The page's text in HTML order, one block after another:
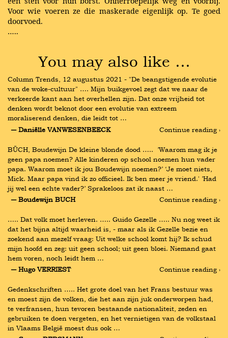
Voor wie voeren ze die maskerade eigenlijk op. Te goed
doorvoed.
…..
You may also like …
Column Trends, 12 augustus 2021 - "De beangstigende evolutie
van de woke-cultuur" …. Mijn buikgevoel zegt dat we naar de
verkeerde kant aan het overhellen zijn. Dat onze vrijheid tot
denken wordt beknot door een evolutie van extreem
moraliserend denken, die leidt tot …
― Daniëlle VANWESENBEECK
Continue reading ›
BÜCH, Boudewijn De kleine blonde dood …..  ’Waarom mag ik je
geen papa noemen? Alle kinderen op school noemen hun vader
papa. Waarom moet ik jou Boudewijn noemen?’ ‘Je moet niets,
Mick. Maar papa vind ik zo officieel. Ik ben meer je vriend.' ’Had
jij wel een echte vader?’ Sprakeloos zat ik naast …
― Boudewijn BUCH
Continue reading ›
….. Dat volk moet herleven. ….. Guido Gezelle ….. Nu nog weet ik
dat het bijna altijd waarheid is, - maar als ik Gezelle bezie en
zoekend aan mezelf vraag: Uit welke school komt hij? Ik schud
mijn hoofd en zeg: uit geen school; uit geen bloei. Niemand gaat
hem voren, noch leidt hem …
― Hugo VERRIEST
Continue reading ›
Gedenkschriften ….. Het grote doel van het Frans bestuur was
en moest zijn de volken, die het aan zijn juk onderworpen had,
te verfransen, hun tevoren bestaande nationaliteit, zeden en
gebruiken te doen vergeten, en het vernietigen van de volkstaal
in Vlaams België moest dus ook …